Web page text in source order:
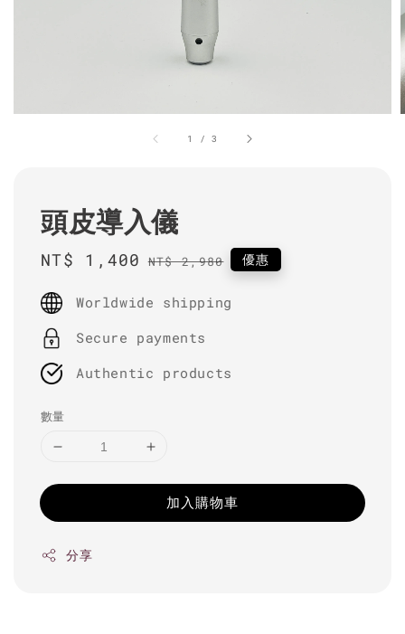
1 /3
頭皮導入儀
Sale
NT$ 1,400 Regular
NT$ 2,980 優惠
Worldwide shipping
Secure payments
Authentic products
數量
加入購物車
分享